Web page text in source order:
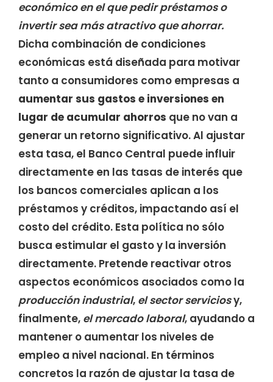
económico en el que pedir préstamos o
invertir sea más atractivo que ahorrar.
Dicha combinación de condiciones
económicas está diseñada para motivar
tanto a consumidores como empresas a
aumentar sus gastos e inversiones en
lugar de acumular ahorros que no van a
generar un retorno significativo. Al ajustar
esta tasa, el Banco Central puede influir
directamente en las tasas de interés que
los bancos comerciales aplican a los
préstamos y créditos, impactando así el
costo del crédito. Esta política no sólo
busca estimular el gasto y la inversión
directamente. Pretende reactivar otros
aspectos económicos asociados como la
producción industrial, el sector serviciosy,
finalmente, el mercado laboral, ayudando a
mantener o aumentar los niveles de
empleo a nivel nacional. En términos
concretos la razón de ajustar la tasa de